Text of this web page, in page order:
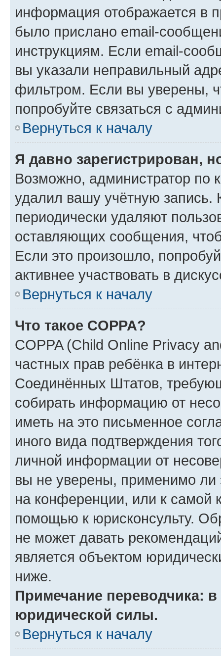
информация отображается в
было прислано email-
инструкциям. Если email-
вы указали неправильный
фильтром. Если вы уверены,
попробуйте связаться с
Вернуться к началу
Я давно зарегистрирован,
Возможно, администратор по
удалил вашу учётную запись.
периодически удаляют
оставляющих сообщения,
Если это произошло,
активнее участвовать в
Вернуться к началу
Что такое COPPA?
COPPA (Child Online Privacy
частных прав ребёнка в
Соединённых Штатов,
собирать информацию от
иметь на это письменное
иного вида подтверждения
личной информации от
вы не уверены, применимо ли
на конференции, или к самой
помощью к юрисконсульту.
не может давать
является объектом
ниже.
Примечание переводчика:
юридической силы.
Вернуться к началу